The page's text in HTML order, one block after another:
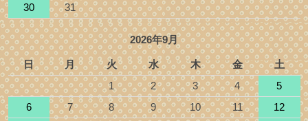
30
31
2026年9月
日 月 火 水 木 金
土
1
2 3 4
5
6
7 8 9 10 11
12